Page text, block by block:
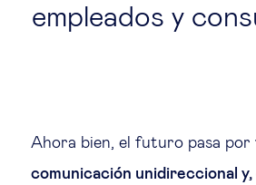
empleados y
Ahora bien, el futuro pasa por
comunicación unidireccional y,